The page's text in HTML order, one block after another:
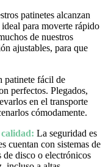
patinetes alcanzan
para moverte rápido
de nuestros
ajustables, para que
patinete fácil de
perfectos. Plegados,
en el transporte
cómodamente.
calidad: La seguridad es
cuentan con sistemas de
de disco o electrónicos